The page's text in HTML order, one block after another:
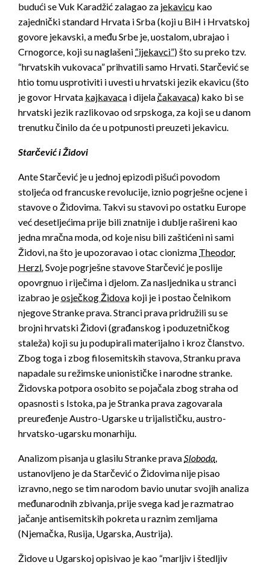
budući se Vuk Karadžić zalagao za jekavicu kao
zajednički standard Hrvata i Srba (koji u BiH i Hrvatskoj
govore jekavski, a među Srbe je, uostalom, ubrajao i
Crnogorce, koji su naglašeni “ijekavci”) što su preko tzv.
“hrvatskih vukovaca” prihvatili samo Hrvati. Starčević se
htio tomu usprotiviti i uvesti u hrvatski jezik ekavicu (što
je govor Hrvata kajkavaca i dijelačakavaca) kako bi se
hrvatski jezik razlikovao od srpskoga, za koji se u danom
trenutku činilo da će u potpunosti preuzeti jekavicu.
Starčević i Židovi
Ante Starčević je u jednoj epizodi pišući povodom
stoljeća od francuske revolucije, iznio pogrješne ocjene i
stavove o Židovima. Takvi su stavovi po ostatku Europe
već desetljećima prije bili znatnije i dublje rašireni kao
jedna mračna moda, od koje nisu bili zaštićeni ni sami
Židovi, na što je upozoravao i otac cionizma Theodor
Herzl.Svoje pogrješne stavove Starčević je poslije
opovrgnuo i riječima i djelom. Za nasljednika u stranci
izabrao jeosječkog Židova koji je i postao čelnikom
njegove Stranke prava. Stranci prava pridružili su se
brojni hrvatski Židovi (građanskog i poduzetničkog
staleža) koji su ju podupirali materijalno i kroz članstvo.
Zbog toga i zbog filosemitskih stavova, Stranku prava
napadale su režimske unionističke i narodne stranke.
Židovska potpora osobito se pojačala zbog straha od
opasnosti s Istoka, pa je Stranka prava zagovarala
preuređenje Austro-Ugarske u trijalističku, austro-
hrvatsko-ugarsku monarhiju.
Analizom pisanja u glasilu Stranke pravaSloboda,
ustanovljeno je da Starčević o Židovima nije pisao
izravno, nego se tim narodom bavio unutar svojih analiza
međunarodnih zbivanja, prije svega kad je razmatrao
jačanje antisemitskih pokreta u raznim zemljama
(Njemačka, Rusija, Ugarska, Austrija).
Židove u Ugarskoj opisivao je kao “marljiv i štedljiv